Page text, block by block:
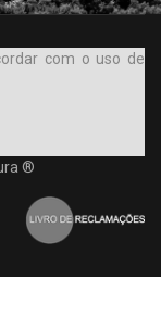
com o uso de
®